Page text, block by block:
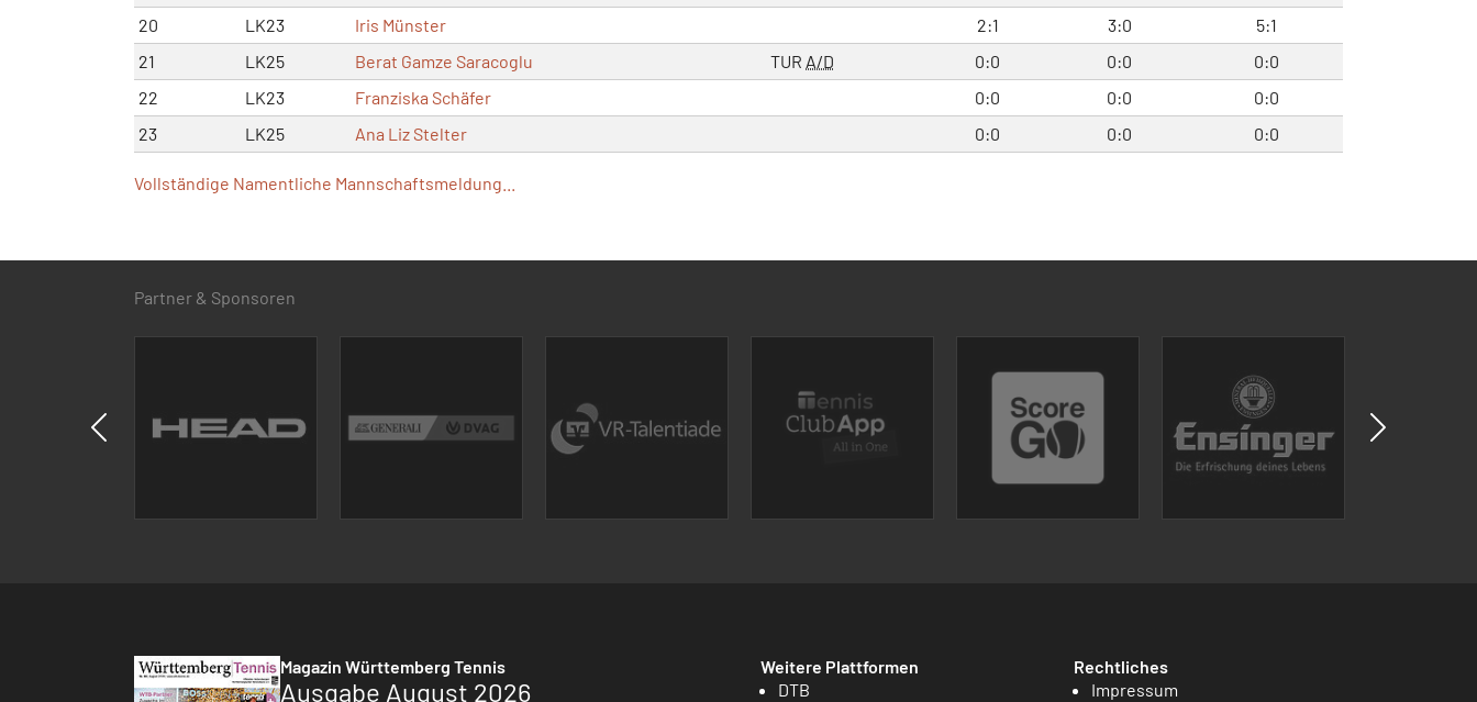
20
LK23 Iris Münster 2:1 3:0
5:1
21
LK25 Berat Gamze Saracoglu TUR A/D 0:0 0:0
0:0
22
LK23 Franziska Schäfer 0:0 0:0
0:0
23
LK25 Ana Liz Stelter 0:0 0:0 0:0
Vollständige Namentliche Mannschaftsmeldung...
Partner & Sponsoren
Magazin Württemberg Tennis
Ausgabe August 2026
Weitere Plattformen
DTB
Rechtliches
Impressum